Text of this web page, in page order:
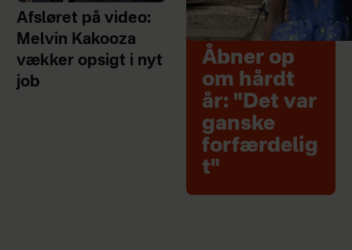
Afsløret på video:
Melvin Kakooza
vækker opsigt i nyt
job
Åbner op
om hårdt
år: "Det var
ganske
forfærdelig
t"